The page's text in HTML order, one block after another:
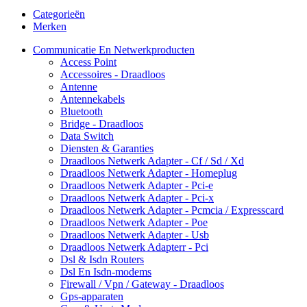
Categorieën
Merken
Communicatie En Netwerkproducten
Access Point
Accessoires - Draadloos
Antenne
Antennekabels
Bluetooth
Bridge - Draadloos
Data Switch
Diensten & Garanties
Draadloos Netwerk Adapter - Cf / Sd / Xd
Draadloos Netwerk Adapter - Homeplug
Draadloos Netwerk Adapter - Pci-e
Draadloos Netwerk Adapter - Pci-x
Draadloos Netwerk Adapter - Pcmcia / Expresscard
Draadloos Netwerk Adapter - Poe
Draadloos Netwerk Adapter - Usb
Draadloos Netwerk Adapterr - Pci
Dsl & Isdn Routers
Dsl En Isdn-modems
Firewall / Vpn / Gateway - Draadloos
Gps-apparaten